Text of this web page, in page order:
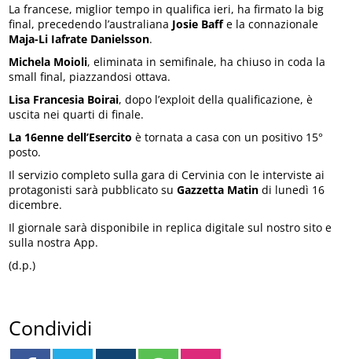
La francese, miglior tempo in qualifica ieri, ha firmato la big
final, precedendo l’australiana Josie Baffe la connazionale
Maja-Li Iafrate Danielsson.
Michela Moioli, eliminata in semifinale, ha chiuso in coda la
small final, piazzandosi ottava.
Lisa Francesia Boirai, dopo l’exploit della qualificazione, è
uscita nei quarti di finale.
La 16enne dell’Esercito è tornata a casa con un positivo 15°
posto.
Il servizio completo sulla gara di Cervinia con le interviste ai
protagonisti sarà pubblicato suGazzetta Matin di lunedì 16
dicembre.
Il giornale sarà disponibile in replica digitale sul nostro sito e
sulla nostra App.
(d.p.)
Condividi